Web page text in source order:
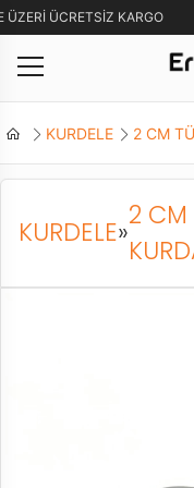
ÜCRETSİZ KARGO
KURDELE 2 CM
KURDELE»
2 CM